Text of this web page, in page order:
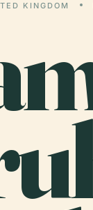
KINGDOM